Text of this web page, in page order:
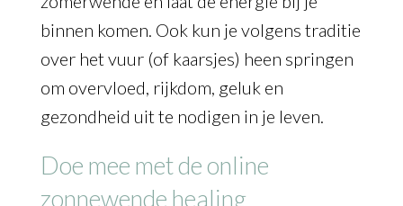
binnen komen. Ook kun je volgens traditie
over het vuur (of kaarsjes) heen springen
om overvloed, rijkdom, geluk en
gezondheid uit te nodigen in je leven.
Doe mee met de online
zonnewende healing